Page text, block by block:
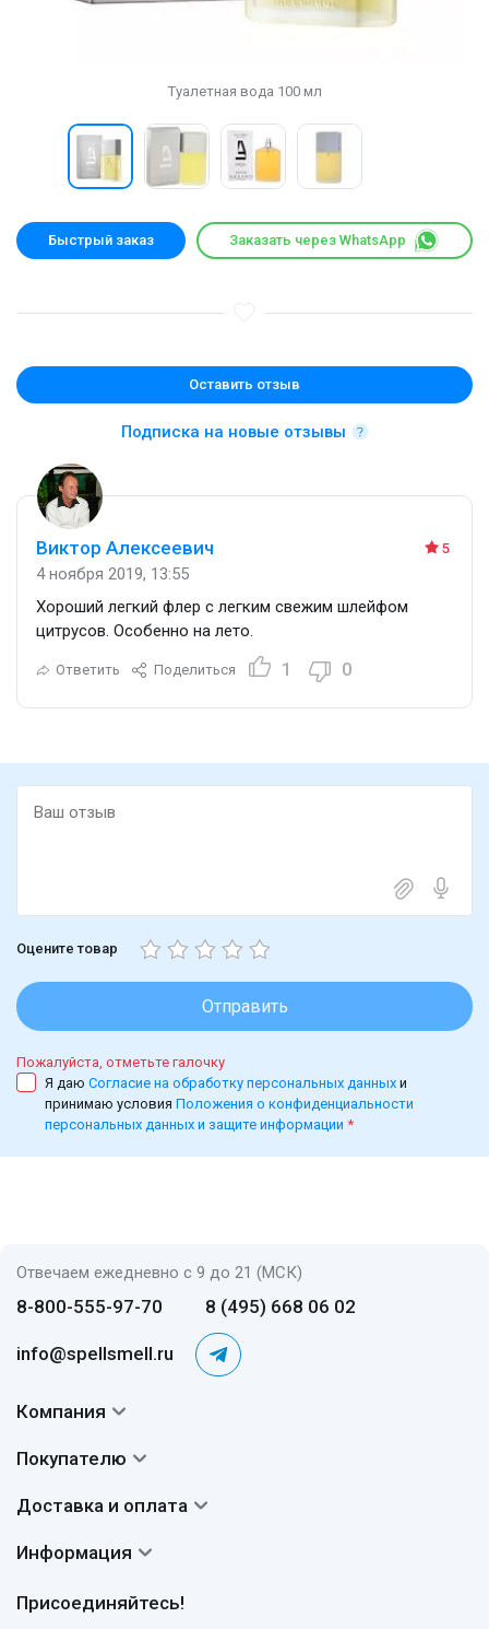
Туалетная вода 100 мл
Быстрый заказ Заказать через WhatsApp
Оставить отзыв
Подписка на новые отзывы
5
Виктор Алексеевич
4 ноября 2019, 13:55
Хороший легкий флер с легким свежим шлейфом
цитрусов. Особенно на лето.
Ответить Поделиться 1 0
Оцените товар
Отправить
Пожалуйста, отметьте галочку
Я даю Согласие на обработку персональных данных и
принимаю условия Положения о конфиденциальности
персональных данных и защите информации *
Отвечаем ежедневно с 9 до 21 (МСК)
8-800-555-97-70 8 (495) 668 06 02
info@spellsmell.ru
Присоединяйтесь!
Компания
Авторы
Сертификаты
Покупателю
Вопросы и ответы
Отзывы
Доставка и оплата
Доставка
Возврат
Информация